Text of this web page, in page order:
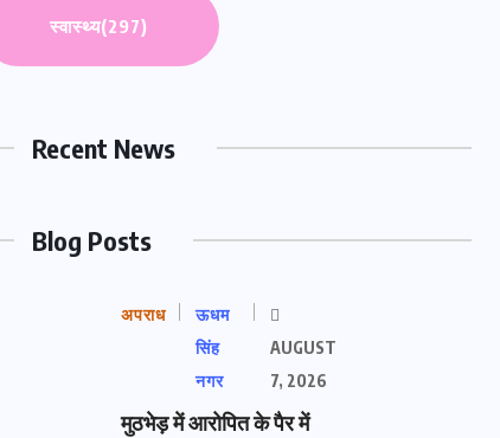
स्वास्थ्य(297)
Recent News
Blog Posts
अपराध
ऊधम
सिंह
नगर
AUGUST
7, 2026
मुठभेड़ में आरोपित के पैर में